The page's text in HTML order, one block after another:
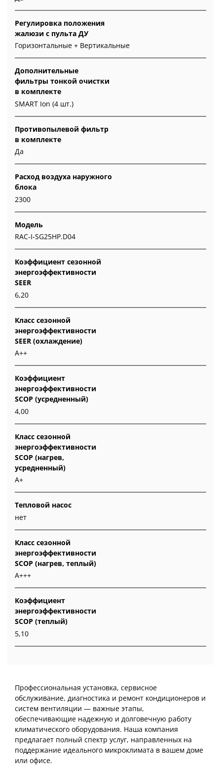
Регулировка положения
жалюзи с пульта ДУ
Горизонтальные + Вертикальные
Дополнительные
фильтры тонкой очистки
в комплекте
SMART Ion (4 шт.)
Противопылевой фильтр
в комплекте
Да
Расход воздуха наружного
блока
2300
Модель
RAC-I-SG25HP.D04
Коэффициент сезонной
энергоэффективности
SEER
6,20
Класс сезонной
энергоэффективности
SEER (охлаждение)
A++
Коэффициент
энергоэффективности
SCOP (усредненный)
4,00
Класс сезонной
энергоэффективности
SCOP (нагрев,
усредненный)
A+
Тепловой насос
нет
Класс сезонной
энергоэффективности
SCOP (нагрев, теплый)
A+++
Коэффициент
энергоэффективности
SCOP (теплый)
5,10
Профессиональная установка, сервисное
обслуживание, диагностика и ремонт кондиционеров и
систем вентиляции — важные этапы,
обеспечивающие надежную и долговечную работу
климатического оборудования. Наша компания
предлагает полный спектр услуг, направленных на
поддержание идеального микроклимата в вашем доме
или офисе.